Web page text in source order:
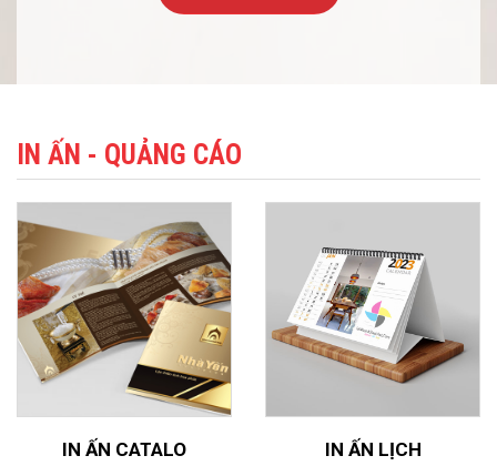
IN ẤN - QUẢNG CÁO
IN ẤN CATALO IN ẤN LỊCH